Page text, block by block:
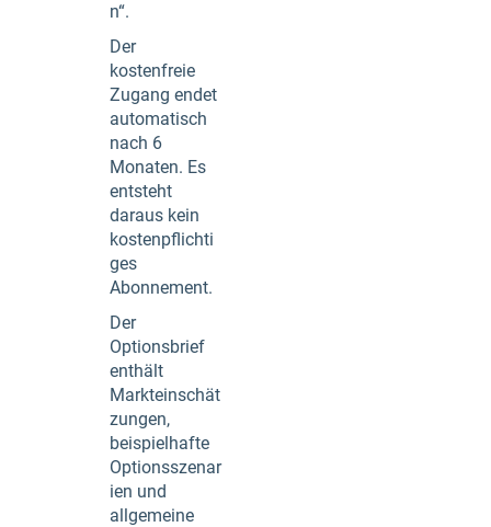
n“.
Der
kostenfreie
Zugang endet
automatisch
nach 6
Monaten. Es
entsteht
daraus kein
kostenpflichti
ges
Abonnement.
Der
Optionsbrief
enthält
Markteinschät
zungen,
beispielhafte
Optionsszenar
ien und
allgemeine